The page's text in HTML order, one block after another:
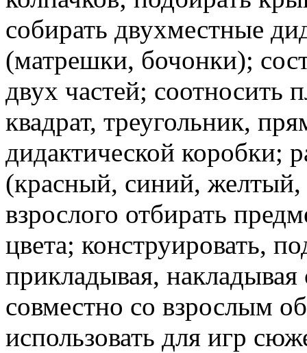
собирать двухместные
(матрешки, бочонки);
двух частей; соотносить
квадрат, треугольник,
дидактической коробки;
(красный, синий,
взрослого отбирать
цвета; конструировать,
прикладывая,
совместно со взрослым
использовать для игр